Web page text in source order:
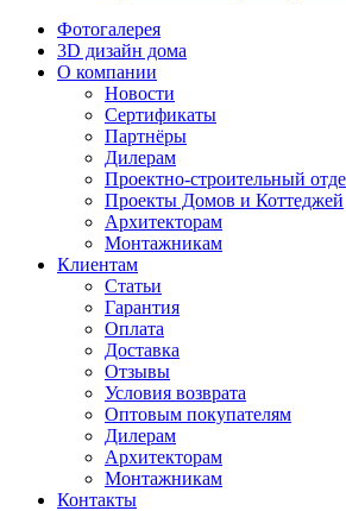
Фотогалерея
3D дизайн дома
О компании
Новости
Сертификаты
Партнёры
Дилерам
Проектно-строительный
Проекты Домов и Коттеджей
Архитекторам
Монтажникам
Клиентам
Статьи
Гарантия
Оплата
Доставка
Отзывы
Условия возврата
Оптовым покупателям
Дилерам
Архитекторам
Монтажникам
Контакты